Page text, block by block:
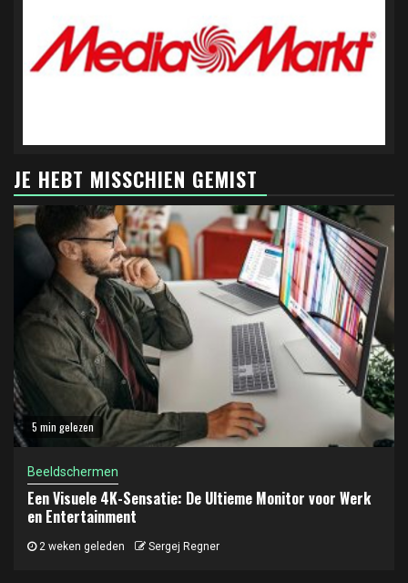
JE HEBT MISSCHIEN GEMIST
5 min gelezen
Beeldschermen
Een Visuele 4K-Sensatie: De Ultieme Monitor voor Werk
en Entertainment
2 weken geleden Sergej Regner